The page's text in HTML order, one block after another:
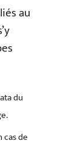
au
du
cas de